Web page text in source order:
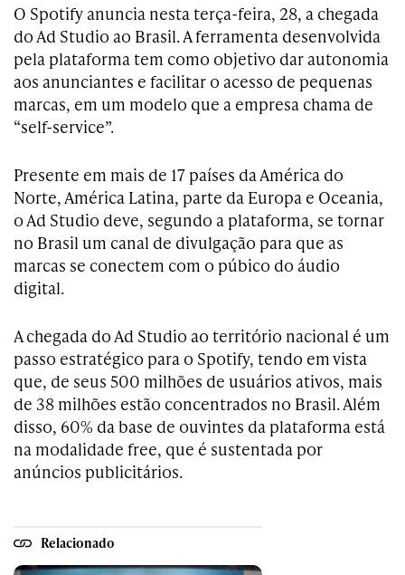
O Spotify anuncia nesta terça-feira, 28, a chegada
do Ad Studio ao Brasil. A ferramenta desenvolvida
pela plataforma tem como objetivo dar autonomia
aos anunciantes e facilitar o acesso de pequenas
marcas, em um modelo que a empresa chama de
“self-service”.
Presente em mais de 17 países da América do
Norte, América Latina, parte da Europa e Oceania,
o Ad Studio deve, segundo a plataforma, se tornar
no Brasil um canal de divulgação para que as
marcas se conectem com o púbico do áudio
digital.
A chegada do Ad Studio ao território nacional é um
passo estratégico para o Spotify, tendo em vista
que, de seus 500 milhões de usuários ativos, mais
de 38 milhões estão concentrados no Brasil. Além
disso, 60% da base de ouvintes da plataforma está
na modalidade free, que é sustentada por
anúncios publicitários.
Relacionado